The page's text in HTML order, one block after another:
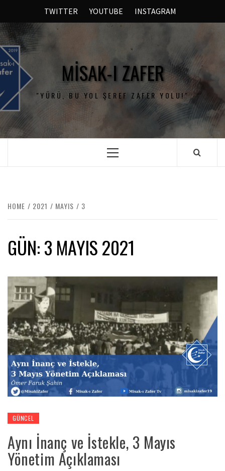
TWITTER YOUTUBE INSTAGRAM
MISAK-I ZAFER
"YÜRÜ, BU YOL ŞEREF ZAFER YOLU!"
HOME 2021 MAYIS 3
GÜN:3 MAYIS 2021
GÜNCEL
Aynı İnanç ve İstekle, 3 Mayıs
Yönetim Açıklaması